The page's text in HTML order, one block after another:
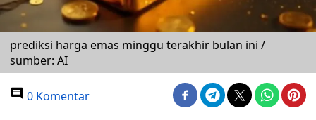
prediksi harga emas minggu terakhir bulan ini /
sumber: AI
0 Komentar